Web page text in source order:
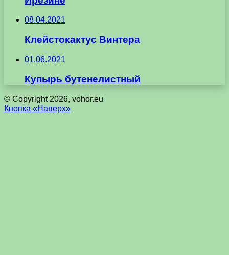
08.04.2021
Клейстокактус Винтера
01.06.2021
Купырь бутенелистный
© Copyright 2026, vohor.eu
Кнопка «Наверх»